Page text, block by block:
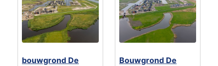
bouwgrond De
Bouwgrond De